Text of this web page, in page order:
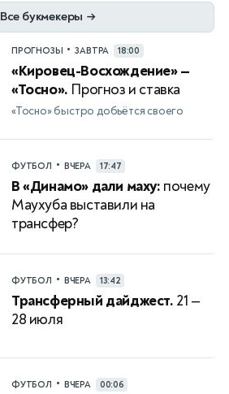
Все букмекеры →
ПРОГНОЗЫ • ЗАВТРА 18:00
«Кировец-Восхождение» —
«Тосно». Прогноз и ставка
«Тосно» быстро добьётся своего
ФУТБОЛ • ВЧЕРА 17:47
В «Динамо» дали маху: почему
Маухуба выставили на
трансфер?
ФУТБОЛ • ВЧЕРА 13:42
Трансферный дайджест. 21 —
28 июля
ФУТБОЛ • ВЧЕРА 00:06